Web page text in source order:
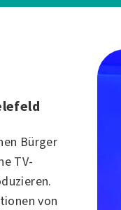
Bürger
TV-
von